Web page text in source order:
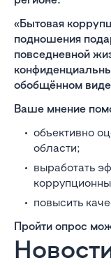
«Бытовая
подношения
повседневной
обобщённом
Ваше мнение
объективно
области;
выработать
повысить
Пройти опрос